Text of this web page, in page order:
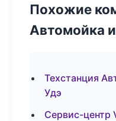
Похожие
Автомойка
Техстанция
Удэ
Сервис-центр